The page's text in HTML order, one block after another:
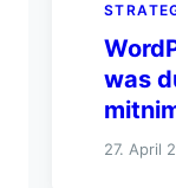
was
27. April